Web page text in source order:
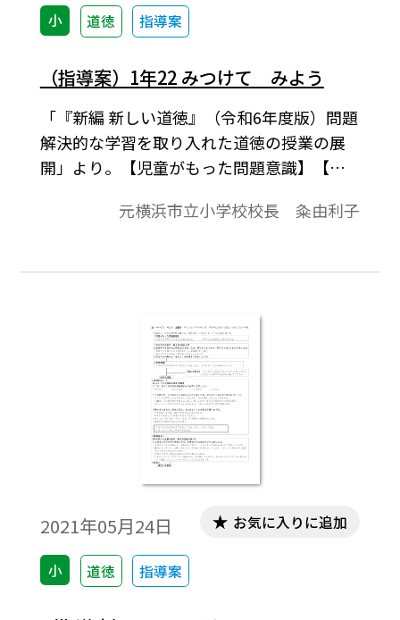
小 道徳 指導案
（指導案）1年22 みつけて みよう
「『新編 新しい道徳』（令和6年度版）問題
解決的な学習を取り入れた道徳の授業の展
開」より。【児童がもった問題意識】【今
題】、展開などで1時間の学習指導案を構成
元横浜市立小学校校長 粂由利子
2021年05月24日
小 道徳 指導案
お気に入りに追加